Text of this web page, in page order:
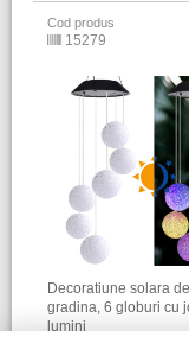
Cod produs
15279
Decoratiune solara de
gradina, 6 globuri cu
lumini